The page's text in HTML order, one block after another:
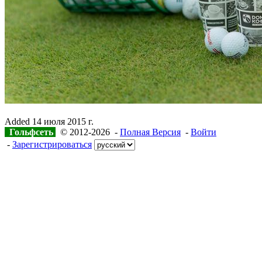
Added 14 июля 2015 г.
Гольфсеть
© 2012-2026 - Полная Версия - Войти
- Зарегистрироваться